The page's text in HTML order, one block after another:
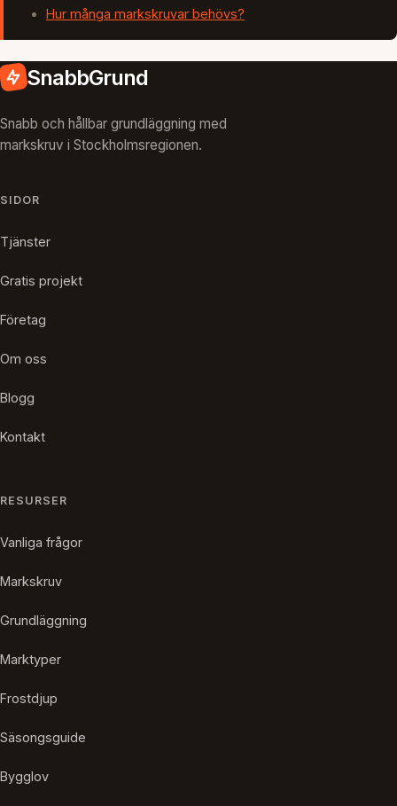
Hur många markskruvar behövs?
SnabbGrund
Snabb och hållbar grundläggning med
markskruv i Stockholmsregionen.
SIDOR
Tjänster
Gratis projekt
Företag
Om oss
Blogg
Kontakt
RESURSER
Vanliga frågor
Markskruv
Grundläggning
Marktyper
Frostdjup
Säsongsguide
Bygglov